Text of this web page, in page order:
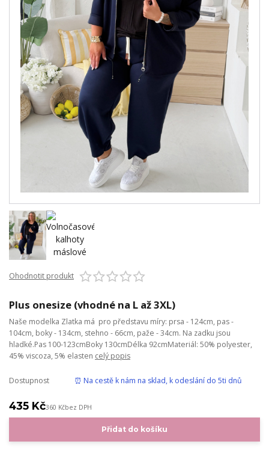
Ohodnotit produkt
Plus onesize (vhodné na L až 3XL)
Naše modelka Zlatka má pro představu míry: prsa - 124cm, pas -
104cm, boky - 134cm, stehno - 66cm, paže - 34cm. Na zadku jsou
hladké.Pas 100-123cmBoky 130cmDélka 92cmMateriál: 50% polyester,
45% viscoza, 5% elasten celý popis
Dostupnost ⏰ Na cestě k nám na sklad, k odeslání do 5ti dnů
435 Kč360 Kčbez DPH
Přidat do košíku